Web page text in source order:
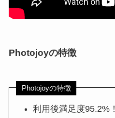
Photojoyの特徴
Photojoyの特徴
利用後満足度95.2%！